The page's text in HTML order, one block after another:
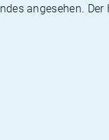
angesehen.